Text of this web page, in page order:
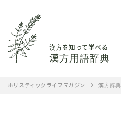
漢方を知って学べる
漢方用語辞典
ホリスティックライフマガジン 漢方辞典